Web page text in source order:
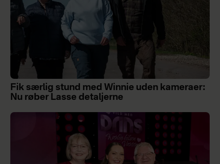
Fik særlig stund med Winnie uden kameraer:
Nu røber Lasse detaljerne